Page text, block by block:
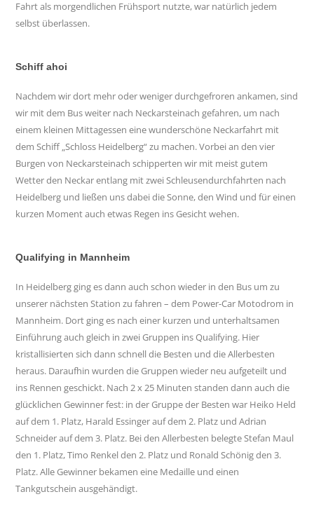
Fahrt als morgendlichen Frühsport nutzte, war natürlich jedem
selbst überlassen.
Schiff ahoi
Nachdem wir dort mehr oder weniger durchgefroren ankamen, sind
wir mit dem Bus weiter nach Neckarsteinach gefahren, um nach
einem kleinen Mittagessen eine wunderschöne Neckarfahrt mit
dem Schiff „Schloss Heidelberg“ zu machen. Vorbei an den vier
Burgen von Neckarsteinach schipperten wir mit meist gutem
Wetter den Neckar entlang mit zwei Schleusendurchfahrten nach
Heidelberg und ließen uns dabei die Sonne, den Wind und für einen
kurzen Moment auch etwas Regen ins Gesicht wehen.
Qualifying in Mannheim
In Heidelberg ging es dann auch schon wieder in den Bus um zu
unserer nächsten Station zu fahren – dem Power-Car Motodrom in
Mannheim. Dort ging es nach einer kurzen und unterhaltsamen
Einführung auch gleich in zwei Gruppen ins Qualifying. Hier
kristallisierten sich dann schnell die Besten und die Allerbesten
heraus. Daraufhin wurden die Gruppen wieder neu aufgeteilt und
ins Rennen geschickt. Nach 2 x 25 Minuten standen dann auch die
glücklichen Gewinner fest: in der Gruppe der Besten war Heiko Held
auf dem 1. Platz, Harald Essinger auf dem 2. Platz und Adrian
Schneider auf dem 3. Platz. Bei den Allerbesten belegte Stefan Maul
den 1. Platz, Timo Renkel den 2. Platz und Ronald Schönig den 3.
Platz. Alle Gewinner bekamen eine Medaille und einen
Tankgutschein ausgehändigt.